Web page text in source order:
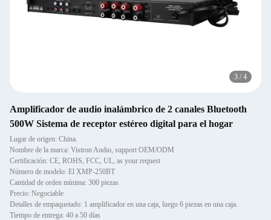
3 / 4
Amplificador de audio inalámbrico de 2 canales Bluetooth
500W Sistema de receptor estéreo digital para el hogar
Lugar de origen: China.
Nombre de la marca: Vistron Audio, support OEM/ODM
Certificación: CE, ROHS, FCC, UL, as your request
Número de modelo: El XMP-250BT
Cantidad de orden mínima: 300 piezas
Precio: Negociable
Detalles de empaquetado: 1 amplificador en una caja, luego 6 piezas en una caja.
Tiempo de entrega: 40 a 50 días